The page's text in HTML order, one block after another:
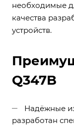
необходимые
качества
устройств.
Q347B
Надёжные
разработан